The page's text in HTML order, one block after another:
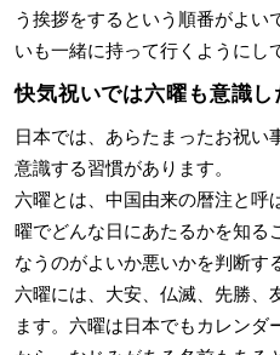
う挨拶をするという順番がよ
いも一緒に持って行くようにし
快気祝いでは六曜も意識し
日本では、あらたまったお祝い
意識する習慣があります。
六曜とは、中国由来の暦注と呼
曜でどんな日にあたるかを知る
なうのがよいか悪いかを判断す
六曜には、大安、仏滅、先勝、
ます。六曜は日本でもカレンダ